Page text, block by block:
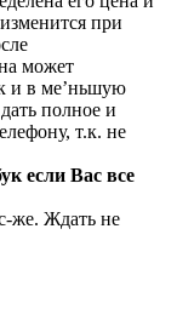
при
может
и в ме’ньшую
полное и
т.к. не
если Вас все
же. Ждать не